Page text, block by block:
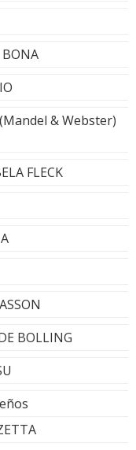
& Webster)
FLECK
BOLLING